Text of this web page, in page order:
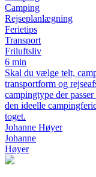
Camping
Rejseplanlægning
Ferietips
Transport
Friluftsliv
6 min
Skal du vælge telt,
transportform og
campingtype der
den ideelle
toget.
Johanne Høyer
Johanne
Høyer